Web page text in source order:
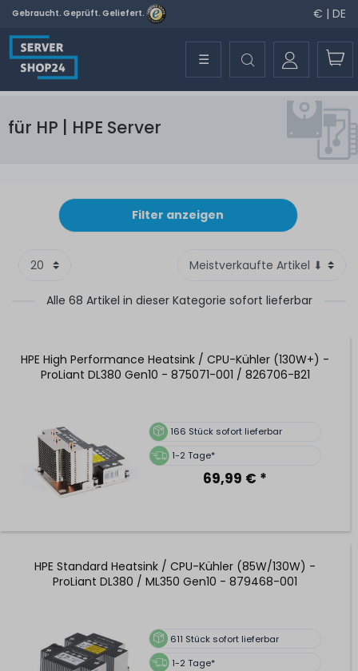
Gebraucht. Geprüft. Geliefert. € | DE
☰
für HP | HPE Server
Filter anzeigen
Alle 68 Artikel in dieser Kategorie sofort lieferbar
HPE High Performance Heatsink / CPU-Kühler (130W+) -
ProLiant DL380 Gen10 - 875071-001 / 826706-B21
166 Stück sofort lieferbar
1-2 Tage*
69,99 € *
HPE Standard Heatsink / CPU-Kühler (85W/130W) -
ProLiant DL380 / ML350 Gen10 - 879468-001
611 Stück sofort lieferbar
1-2 Tage*